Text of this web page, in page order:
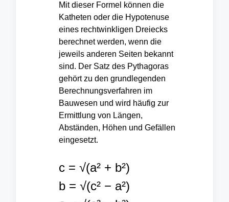
Mit dieser Formel können die
Katheten oder die Hypotenuse
eines rechtwinkligen Dreiecks
berechnet werden, wenn die
jeweils anderen Seiten bekannt
sind. Der Satz des Pythagoras
gehört zu den grundlegenden
Berechnungsverfahren im
Bauwesen und wird häufig zur
Ermittlung von Längen,
Abständen, Höhen und Gefällen
eingesetzt.
c = √(a² + b²)
b = √(c² − a²)